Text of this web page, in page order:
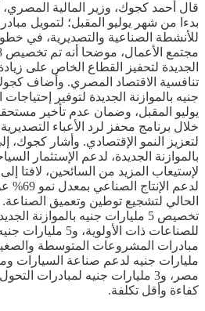
قال أحمد كجوك، وزير المالية
بدءا من شهر يوليو المقبل؛ لتمويل
للأنشطة الصناعية والتصديرية، في
الجديدة لتحفيز القطاع الخاص على زيادة
جنيه بالموازنة الجديدة لتوفير
يوليو المقبل، وضمان عدم تأخير
خلال برنامج محفز لرد الأعباء
بالموازنة الجديدة، لدعم الإستثمار
لدعم
الحالي لتشجيع توطين وتعميق الصناعة.
تخصيص 5 مليارات جنيه بالموازنة
للصناعات ذات
مليارات جنيه لدعم صناعة السيارات
مصر، و3 مليارات جنيه لمبادرات
كفاءة وأقل تكلفة.